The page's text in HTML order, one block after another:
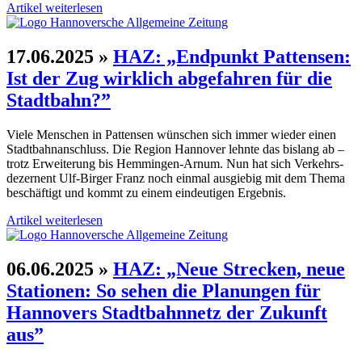
Artikel weiterlesen
17.06.2025 » HAZ: „Endpunkt Pattensen:
Ist der Zug wirklich abge­fahren für die
Stadt­bahn?”
Viele Menschen in Pattensen wünschen sich immer wieder einen
Stadt­bahn­anschluss. Die Region Hannover lehnte das bislang ab –
trotz Erweiterung bis Hemmingen-Arnum. Nun hat sich Verkehrs­
dezernent Ulf-Birger Franz noch einmal ausgiebig mit dem Thema
be­schäf­tigt und kommt zu einem ein­deutigen Ergebnis.
Artikel weiterlesen
06.06.2025 » HAZ: „Neue Strecken, neue
Sta­tio­nen: So sehen die Planungen für
Hanno­vers Stadt­bahn­netz der Zukunft
aus”